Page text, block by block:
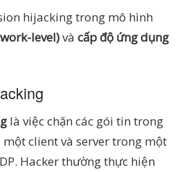
hijacking trong mô hình
level)và cấp độ ứng dụng
là việc chặn các gói tin trong
client và server trong một
Hacker thường thực hiện